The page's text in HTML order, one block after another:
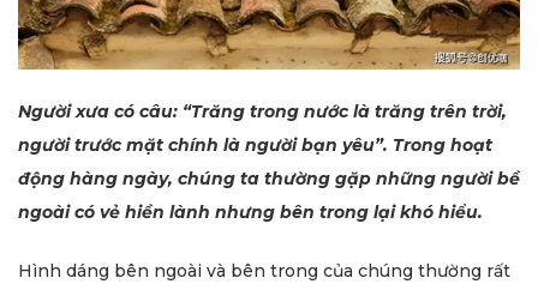
Người xưa có câu: “Trăng trong nước là trăng trên trời,
người trước mặt chính là người bạn yêu”. Trong hoạt
động hàng ngày, chúng ta thường gặp những người bề
ngoài có vẻ hiền lành nhưng bên trong lại khó hiểu.
Hình dáng bên ngoài và bên trong của chúng thường rất